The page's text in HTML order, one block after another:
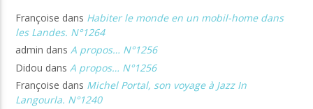
Françoise dans Habiter le monde en un mobil-home dans
les Landes. N°1264
admin dansA propos… N°1256
Didou dans A propos… N°1256
Françoise dans Michel Portal, son voyage à Jazz In
Langourla. N°1240